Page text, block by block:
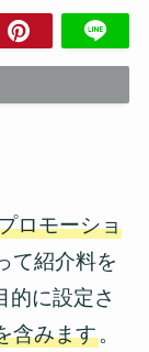
ロモーショ
て紹介料を
的に設定さ
含みます。